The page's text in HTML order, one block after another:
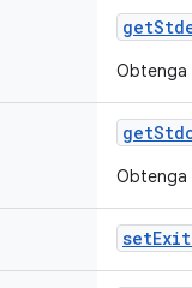
get
Obtenga
get
Obtenga
setExit